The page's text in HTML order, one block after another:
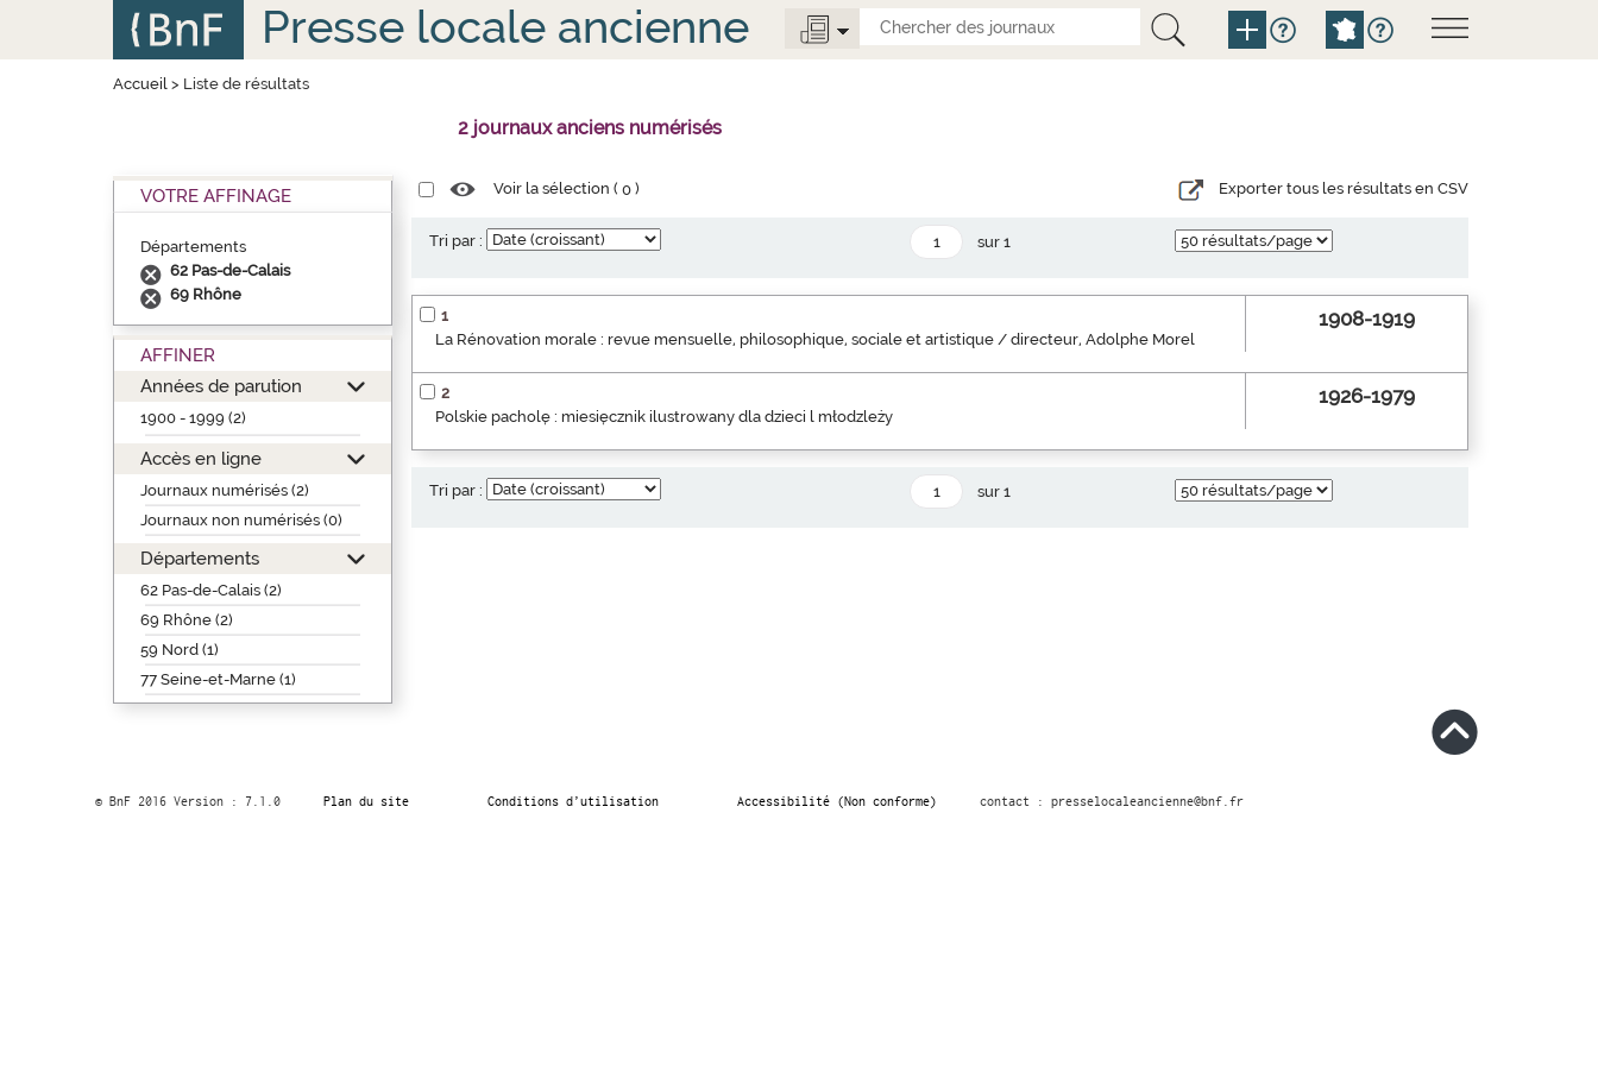
Presse locale ancienne
Accueil> Liste de résultats
2 journaux anciens numérisés
VOTRE AFFINAGE
Départements
62 Pas-de-Calais
69 Rhône
AFFINER
Années de parution
1900 - 1999 (2)
Accès en ligne
Journaux numérisés (2)
Journaux non numérisés (0)
Départements
62 Pas-de-Calais (2)
69 Rhône (2)
59 Nord (1)
77 Seine-et-Marne (1)
Voir la sélection (0 ) Exporter tous les résultats en CSV
Tri par : sur 1
1
La Rénovation morale : revue mensuelle, philosophique, sociale et artistique / directeur, Adolphe Morel
1908-1919
2
Polskie pacholę : miesięcznik ilustrowany dla dzieci l młodzleży
1926-1979
Tri par : sur 1
© BnF 2016 Version : 7.1.0 Plan du site Conditions d’utilisation Accessibilité (Non conforme) contact : presselocaleancienne@bnf.fr
Panneau de gestion des cookies